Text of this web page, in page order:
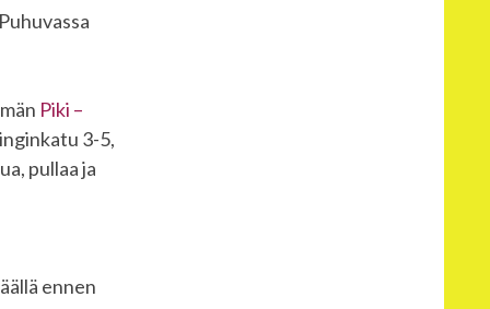
Piki –
3-5,
pullaa ja
ennen